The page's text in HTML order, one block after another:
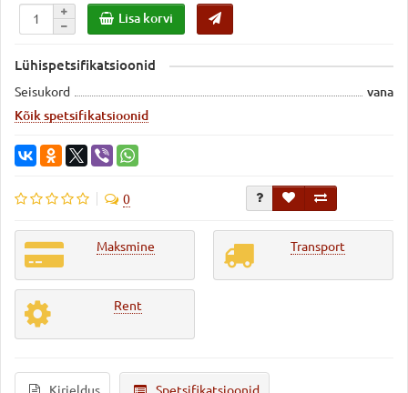
Lisa korvi
Lühispetsifikatsioonid
Seisukord
vana
Kõik spetsifikatsioonid
0
Maksmine Transport
Rent